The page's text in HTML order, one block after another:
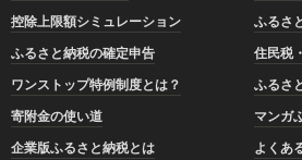
控除上限額シミュレーション
ふるさ
ふるさと納税の確定申告
住民税
ワンストップ特例制度とは？
ふるさ
寄附金の使い道
マンガ
企業版ふるさと納税とは
よくあ